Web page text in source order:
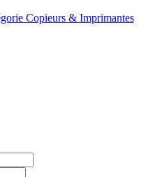
Copieurs & Imprimantes